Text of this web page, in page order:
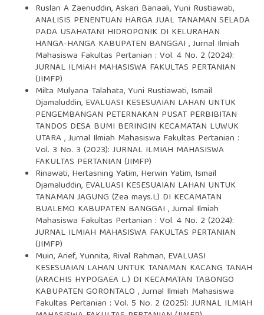
Ruslan A Zaenuddin, Askari Banaali, Yuni Rustiawati,
ANALISIS PENENTUAN HARGA JUAL TANAMAN SELADA
PADA USAHATANI HIDROPONIK DI KELURAHAN
HANGA-HANGA KABUPATEN BANGGAI ,Jurnal Ilmiah
Mahasiswa Fakultas Pertanian : Vol. 4 No. 2 (2024):
JURNAL ILMIAH MAHASISWA FAKULTAS PERTANIAN
(JIMFP)
Milta Mulyana Talahata, Yuni Rustiawati, Ismail
Djamaluddin, EVALUASI KESESUAIAN LAHAN UNTUK
PENGEMBANGAN PETERNAKAN PUSAT PERBIBITAN
TANDOS DESA BUMI BERINGIN KECAMATAN LUWUK
UTARA,Jurnal Ilmiah Mahasiswa Fakultas Pertanian :
Vol. 3 No. 3 (2023): JURNAL ILMIAH MAHASISWA
FAKULTAS PERTANIAN (JIMFP)
Rinawati, Hertasning Yatim, Herwin Yatim, Ismail
Djamaluddin, EVALUASI KESESUAIAN LAHAN UNTUK
TANAMAN JAGUNG (Zea mays.L) DI KECAMATAN
BUALEMO KABUPATEN BANGGAI ,Jurnal Ilmiah
Mahasiswa Fakultas Pertanian : Vol. 4 No. 2 (2024):
JURNAL ILMIAH MAHASISWA FAKULTAS PERTANIAN
(JIMFP)
Muin, Arief, Yunnita, Rival Rahman, EVALUASI
KESESUAIAN LAHAN UNTUK TANAMAN KACANG TANAH
(ARACHIS HYPOGAEA L.) DI KECAMATAN TABONGO
KABUPATEN GORONTALO ,Jurnal Ilmiah Mahasiswa
Fakultas Pertanian : Vol. 5 No. 2 (2025): JURNAL ILMIAH